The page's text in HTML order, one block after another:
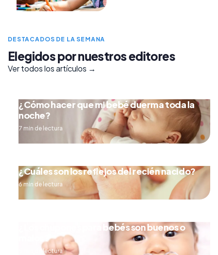
DESTACADOS DE LA SEMANA
Elegidos por nuestros editores
Ver todos los artículos →
¿Cómo hacer que mi bebé duerma toda la
noche?
7 min de lectura
¿Cuáles son los reflejos del recién nacido?
6 min de lectura
¿Los chupones para bebés son buenos o
malos?
5 min de lectura